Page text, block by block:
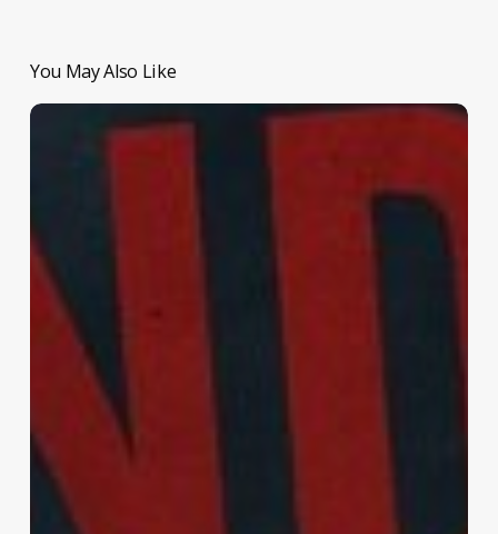
You May Also Like